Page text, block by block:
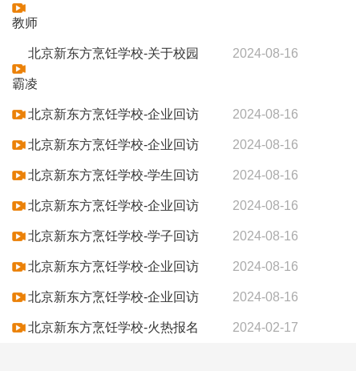
教师
北京新东方烹饪学校-关于校园
霸凌
2024-08-16
北京新东方烹饪学校-企业回访 2024-08-16
北京新东方烹饪学校-企业回访 2024-08-16
北京新东方烹饪学校-学生回访 2024-08-16
北京新东方烹饪学校-企业回访 2024-08-16
北京新东方烹饪学校-学子回访 2024-08-16
北京新东方烹饪学校-企业回访 2024-08-16
北京新东方烹饪学校-企业回访 2024-08-16
北京新东方烹饪学校-火热报名 2024-02-17